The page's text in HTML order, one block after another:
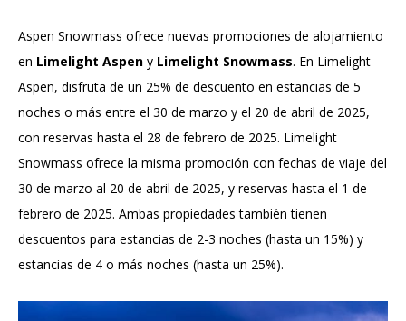
Aspen Snowmass ofrece nuevas promociones de alojamiento
en Limelight Aspen y Limelight Snowmass. En Limelight
Aspen, disfruta de un 25% de descuento en estancias de 5
noches o más entre el 30 de marzo y el 20 de abril de 2025,
con reservas hasta el 28 de febrero de 2025. Limelight
Snowmass ofrece la misma promoción con fechas de viaje del
30 de marzo al 20 de abril de 2025, y reservas hasta el 1 de
febrero de 2025. Ambas propiedades también tienen
descuentos para estancias de 2-3 noches (hasta un 15%) y
estancias de 4 o más noches (hasta un 25%).